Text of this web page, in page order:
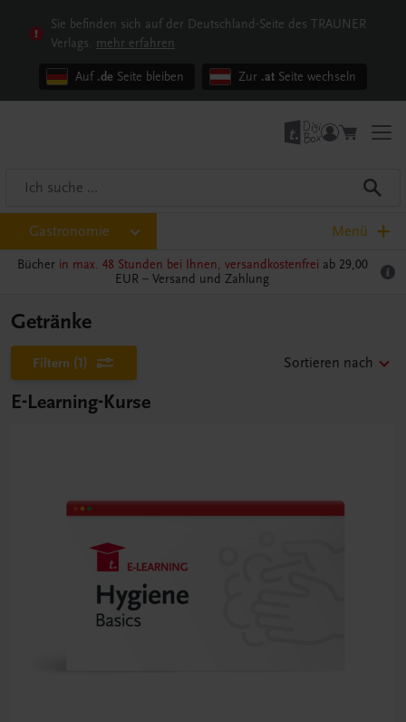
Sie befinden sich auf der Deutschland-Seite des TRAUNER
Verlags. mehr erfahren
Auf .de Seite bleiben Zur .at Seite wechseln
Gastronomie Menü
Bücher in max. 48 Stunden bei Ihnen, versandkostenfrei ab 29,00
EUR – Versand und Zahlung
Getränke
Filtern (1) Sortieren nach
E-Learning-Kurse